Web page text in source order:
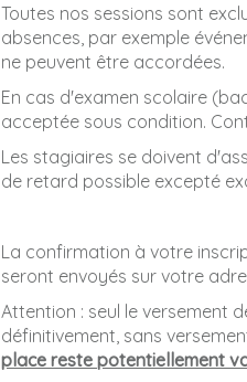
Toutes nos sessions sont
absences, par exemple
ne peuvent être accordées.
En cas d'examen scolaire
acceptée sous condition.
Les stagiaires se doivent
de retard possible excepté
La confirmation à votre
seront envoyés sur votre
Attention : seul le versement
définitivement, sans
place reste potentiellement